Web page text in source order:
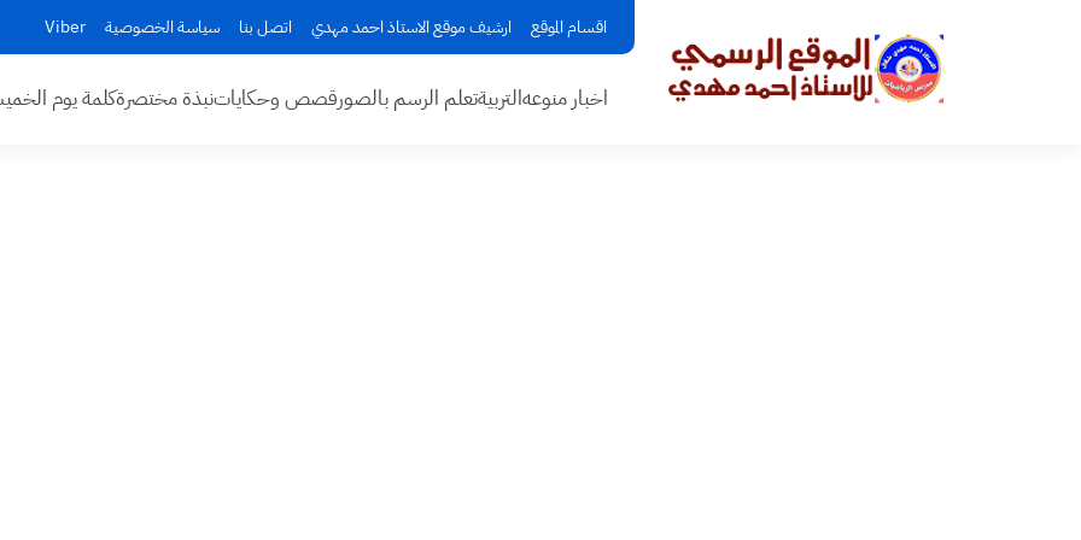
اقسام الموقع ارشيف موقع الاستاذ احمد مهدي اتصل بنا سياسة الخصوصية Viber
اخبار منوعهالتربيةتعلم الرسم بالصورقصص وحكاياتنبذة مختصرةكلمة يوم